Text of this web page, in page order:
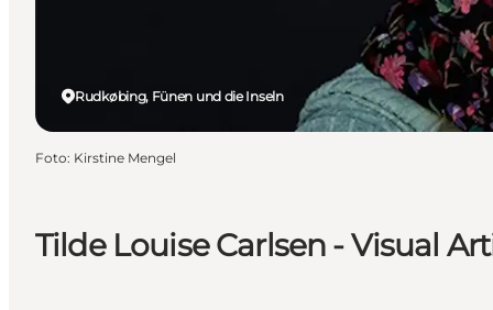
Tilde Louise Carlsen - Visual
Rudkøbing, Fünen und die Inseln
Foto: Kirstine Mengel